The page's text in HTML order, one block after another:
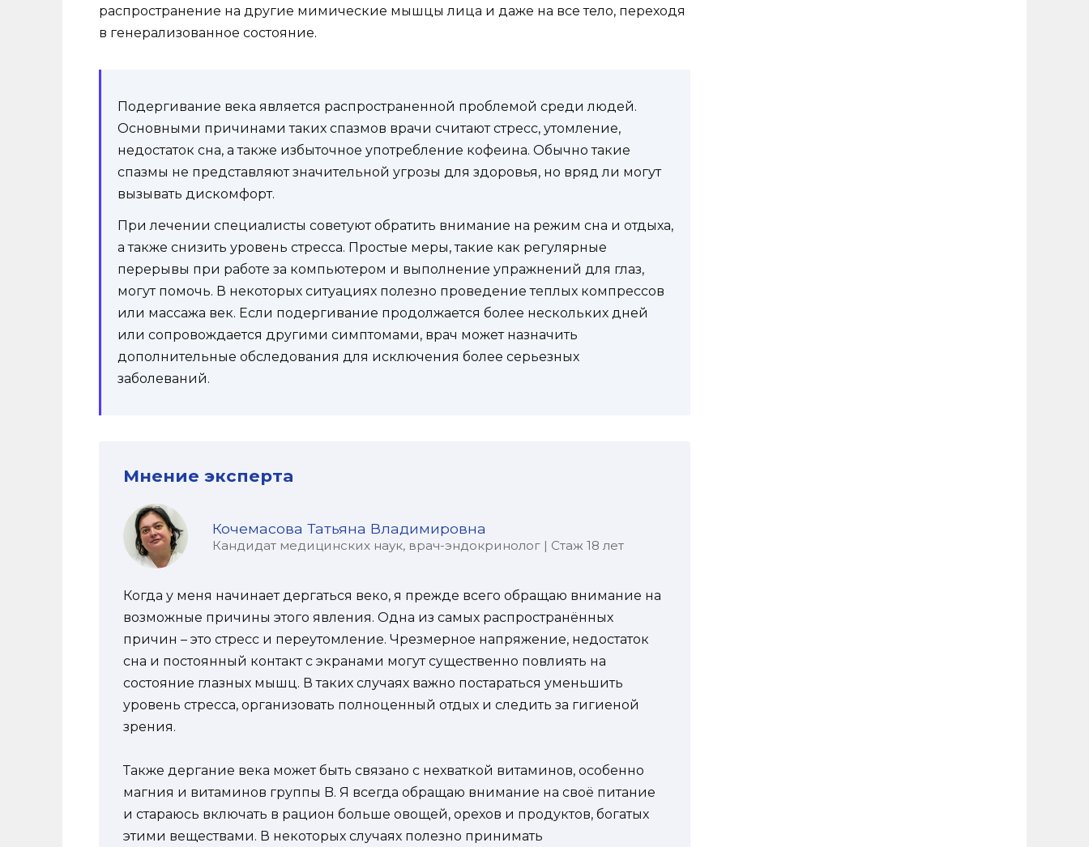
распространение на другие мимические мышцы лица и даже на все тело, переходя
в генерализованное состояние.
Подергивание века является распространенной проблемой среди людей.
Основными причинами таких спазмов врачи считают стресс, утомление,
недостаток сна, а также избыточное употребление кофеина. Обычно такие
спазмы не представляют значительной угрозы для здоровья, но вряд ли могут
вызывать дискомфорт.
При лечении специалисты советуют обратить внимание на режим сна и отдыха,
а также снизить уровень стресса. Простые меры, такие как регулярные
перерывы при работе за компьютером и выполнение упражнений для глаз,
могут помочь. В некоторых ситуациях полезно проведение теплых компрессов
или массажа век. Если подергивание продолжается более нескольких дней
или сопровождается другими симптомами, врач может назначить
дополнительные обследования для исключения более серьезных
заболеваний.
Мнение эксперта
Кочемасова Татьяна Владимировна
Кандидат медицинских наук, врач-эндокринолог | Стаж 18 лет
Когда у меня начинает дергаться веко, я прежде всего обращаю внимание на
возможные причины этого явления. Одна из самых распространённых
причин – это стресс и переутомление. Чрезмерное напряжение, недостаток
сна и постоянный контакт с экранами могут существенно повлиять на
состояние глазных мышц. В таких случаях важно постараться уменьшить
уровень стресса, организовать полноценный отдых и следить за гигиеной
зрения.
Также дергание века может быть связано с нехваткой витаминов, особенно
магния и витаминов группы B. Я всегда обращаю внимание на своё питание
и стараюсь включать в рацион больше овощей, орехов и продуктов, богатых
этими веществами. В некоторых случаях полезно принимать